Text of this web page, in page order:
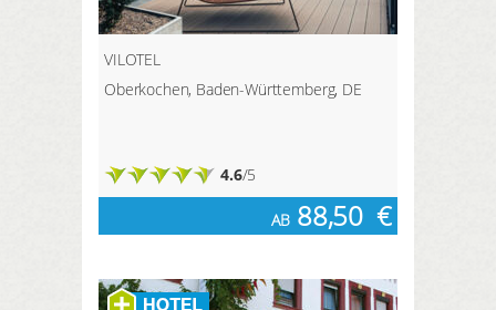
VILOTEL
Oberkochen, Baden-Württemberg, DE
4.6/5
AB 88,50 €